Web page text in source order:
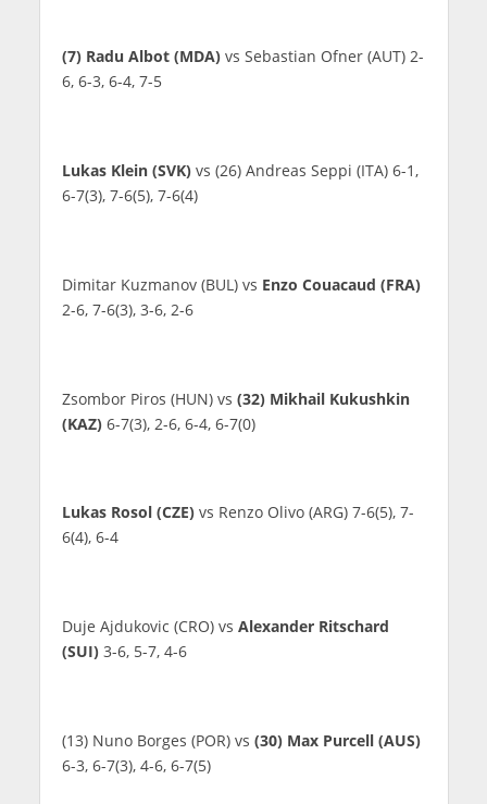
(7) Radu Albot (MDA)vs Sebastian Ofner (AUT) 2-
6, 6-3, 6-4, 7-5
Lukas Klein (SVK)vs (26) Andreas Seppi (ITA) 6-1,
6-7(3), 7-6(5), 7-6(4)
Dimitar Kuzmanov (BUL) vs Enzo Couacaud (FRA)
2-6, 7-6(3), 3-6, 2-6
Zsombor Piros (HUN) vs (32) Mikhail Kukushkin
(KAZ)6-7(3), 2-6, 6-4, 6-7(0)
Lukas Rosol (CZE)vs Renzo Olivo (ARG) 7-6(5), 7-
6(4), 6-4
Duje Ajdukovic (CRO) vs Alexander Ritschard
(SUI)3-6, 5-7, 4-6
(13) Nuno Borges (POR) vs (30) Max Purcell (AUS)
6-3, 6-7(3), 4-6, 6-7(5)